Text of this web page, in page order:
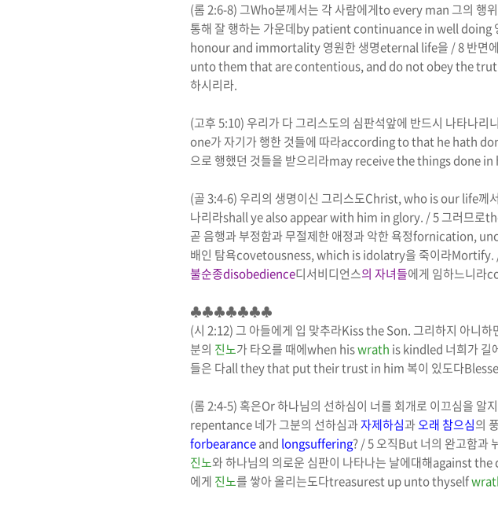
(롬2:6-8) 그Who분께서는 각 사람에게to every man 그의 행
통해 잘 행하는 가운데by patient continuance in well doing
honour and immortality영원한 생명eternal life을 / 8반면에
unto them that are contentious, and do not obey the
하시리라.
(고후5:10)우리가 다 그리스도의 심판석앞에 반드시 나타나리니
one가 자기가 행한 것들에 따라according to that he hath
으로 행했던 것들을 받으리라may receive the things done in
(골3:4-6)우리의 생명이신 그리스도Christ, who is our life께
나리라shallye alsoappearwith him in glory. / 5그러므로
곧 음행과 부정함과 무절제한 애정과 악한 욕정fornication,
배인 탐욕covetousness, which is idolatry을 죽이라Mortify.
불순종disobedience디서비디언스의 자녀들에게 임하느니라
♣♣♣♣♣♣♣
(시 2:12) 그 아들에게 입 맞추라Kiss the Son. 그리하지 아니하
분의 진노가 타오를 때에when hiswrath is kindled 너희가 길
들은 다all they that put their trust in him복이 있도다
(롬2:4-5) 혹은Or하나님의 선하심이 너를 회개로 이끄심을 알
repentance네가 그분의 선하심과자제하심과오래 참으심의
forbearanceand longsuffering? / 5오직But너의 완고함과
진노와 하나님의 의로운 심판이 나타나는 날에대해against the
에게 진노를 쌓아 올리는도다treasurest up unto thyself